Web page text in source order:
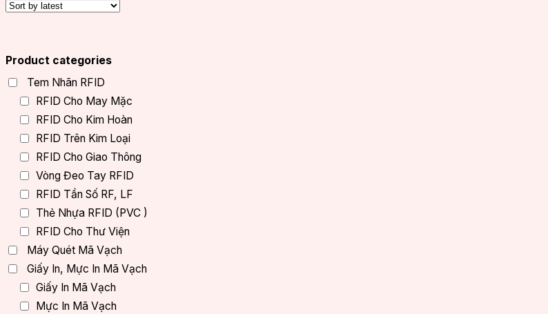
Product categories
Tem Nhãn RFID
RFID Cho May Mặc
RFID Cho Kim Hoàn
RFID Trên Kim Loại
RFID Cho Giao Thông
Vòng Đeo Tay RFID
RFID Tần Số RF, LF
Thẻ Nhựa RFID (PVC )
RFID Cho Thư Viện
Máy Quét Mã Vạch
Giấy In, Mực In Mã Vạch
Giấy In Mã Vạch
Mực In Mã Vạch